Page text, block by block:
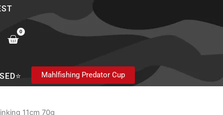
0
Cart
Mahlfishing Predator Cup
11cm 70g